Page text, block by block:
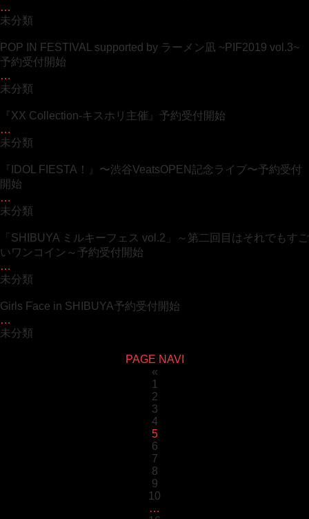
…
未分類
POP IN FESTIVAL supported by ラーメン凪 ~PIF2019 vol.3~
予約受付開始
…
未分類
『XX Collection-キスホリ主催』予約受付開始
…
未分類
『IDOL FIESTA！』〜渋谷VeatsOPEN記念ライブ〜予約受付
開始
…
未分類
「SHIBUYA ミルキーフェス vol.2」～第二回目はそれでもすご
いワンコイン～予約受付開始
…
未分類
Girls Face in SHIBUYA予約受付開始
…
未分類
PAGE NAVI
«
1
2
3
4
5
6
7
8
9
10
…